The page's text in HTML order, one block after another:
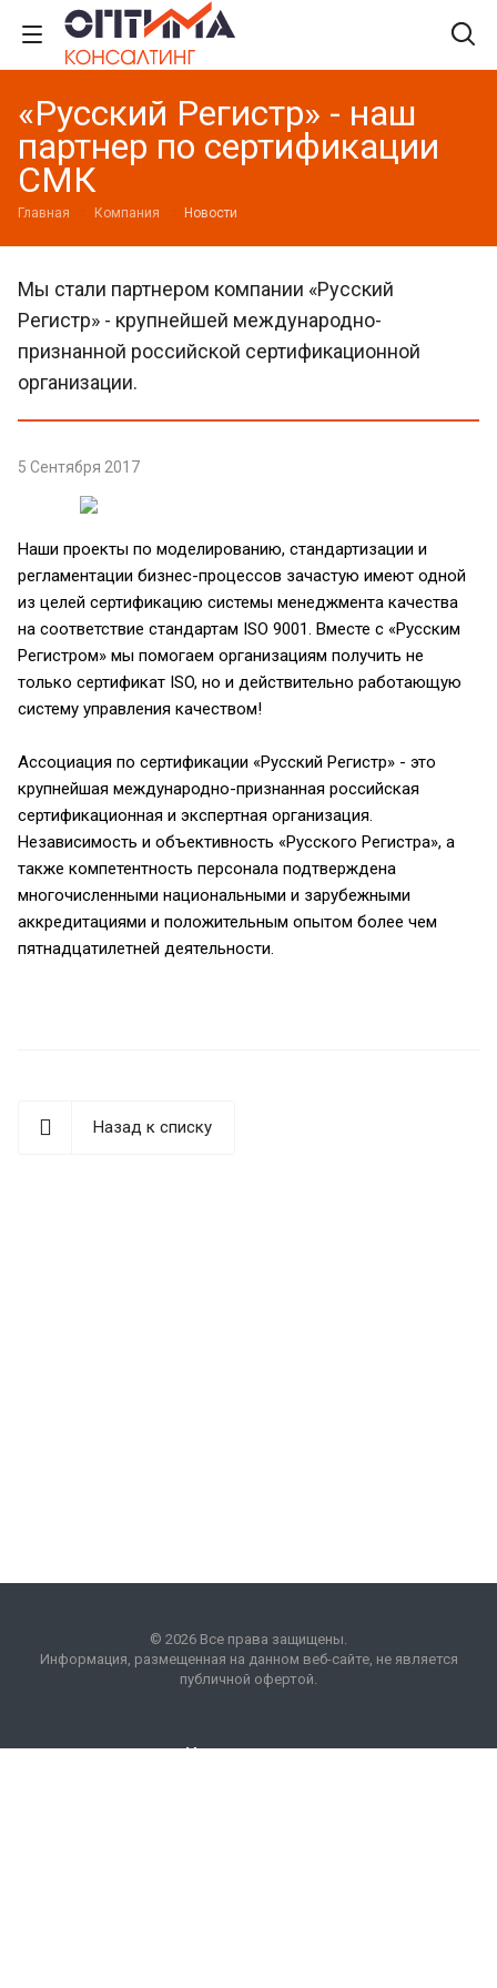
«Русский Регистр» - наш
партнер по сертификации
СМК
Главная Компания Новости
Мы стали партнером компании «Русский
Регистр» - крупнейшей международно-
признанной российской сертификационной
организации.
5 Сентября 2017
Наши проекты по моделированию, стандартизации и
регламентации бизнес-процессов зачастую имеют одной
из целей сертификацию системы менеджмента качества
на соответствие стандартам ISO 9001. Вместе с «Русским
Регистром» мы помогаем организациям получить не
только сертификат ISO, но и действительно работающую
систему управления качеством!
Ассоциация по сертификации «Русский Регистр» - это
крупнейшая международно-признанная российская
сертификационная и экспертная организация.
Независимость и объективность «Русского Регистра», а
также компетентность персонала подтверждена
многочисленными национальными и зарубежными
аккредитациями и положительным опытом более чем
пятнадцатилетней деятельности.
Назад к списку
© 2026 Все права защищены.
Информация, размещенная на данном веб-сайте, не является
публичной офертой.
Наши контакты